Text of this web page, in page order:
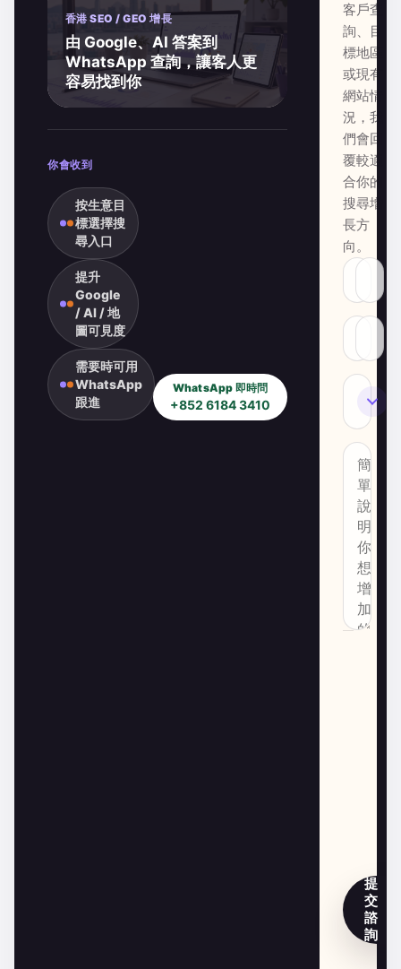
香港 SEO / GEO 增長
由 Google、AI 答案到
WhatsApp 查詢，讓客人更
容易找到你
你會收到
按生意目
標選擇搜
尋入口
提升
Google
/ AI / 地
圖可見度
需要時可用
WhatsApp
跟進
WhatsApp 即時問
+852 6184 3410
客戶查
詢、目
標地區
或現有
網站情
況，我
們會回
覆較適
合你的
搜尋增
長方
向。
SEO
提
交
諮
詢